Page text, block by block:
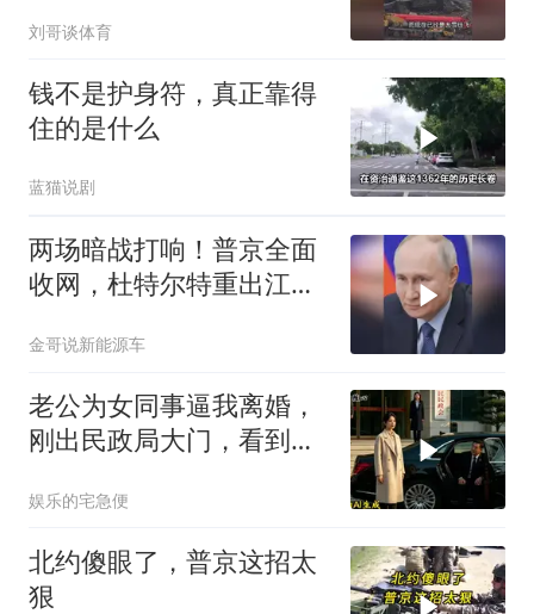
刘哥谈体育
钱不是护身符，真正靠得
住的是什么
蓝猫说剧
两场暗战打响！普京全面
收网，杜特尔特重出江
点，哪个先崩？
金哥说新能源车
老公为女同事逼我离婚，
刚出民政局大门，看到我
娱乐的宅急便
北约傻眼了，普京这招太
狠